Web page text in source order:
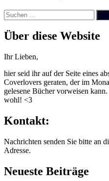
Suchen
nach:
Über diese Website
Ihr Lieben,
hier seid ihr auf der Seite eines
Coverlovers geraten, der im
gelesene Bücher vorweisen
wohl! <3
Kontakt:
Nachrichten senden Sie bitte an
Adresse.
Neueste Beiträge